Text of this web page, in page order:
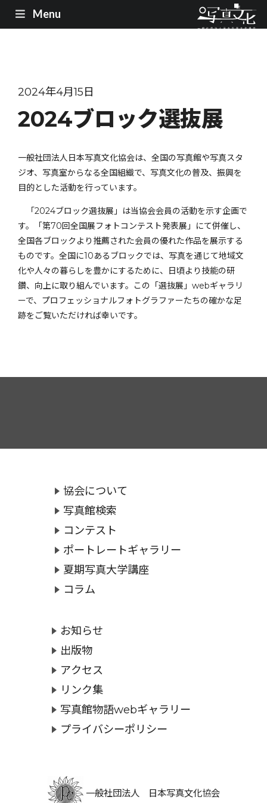
Menu
2024年4月15日
2024ブロック選抜展
一般社団法人日本写真文化協会は、全国の写真館や写真スタ
ジオ、写真室からなる全国組織で、写真文化の普及、振興を
目的とした活動を行っています。
「2024ブロック選抜展」は当協会会員の活動を示す企画で
す。「第70回全国展フォトコンテスト発表展」にて併催し、
全国各ブロックより推薦された会員の優れた作品を展示する
ものです。全国に10あるブロックでは、写真を通じて地域文
化や人々の暮らしを豊かにするために、日頃より技能の研
鑽、向上に取り組んでいます。この「選抜展」webギャラリ
ーで、プロフェッショナルフォトグラファーたちの確かな足
跡をご覧いただければ幸いです。
協会について
写真館検索
コンテスト
ポートレートギャラリー
夏期写真大学講座
コラム
お知らせ
出版物
アクセス
リンク集
写真館物語webギャラリー
プライバシーポリシー
一般社団法人 日本写真文化協会